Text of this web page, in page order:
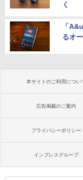
く
「
るオ
本サイトのご利用につい
広告掲載のご案内
プライバシーポリシー
インプレスグループ